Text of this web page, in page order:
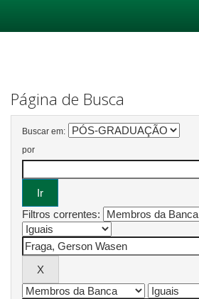
Página de Busca
Buscar em:
por
Filtros correntes: